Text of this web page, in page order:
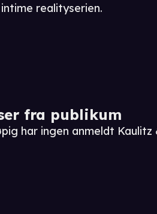
fra publikum
har ingen anmeldt Kaulitz
realityserien.